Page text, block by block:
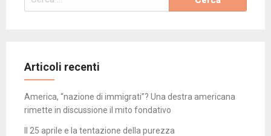
per:
Articoli recenti
America, “nazione di immigrati”? Una destra americana
rimette in discussione il mito fondativo
Il 25 aprile e la tentazione della purezza